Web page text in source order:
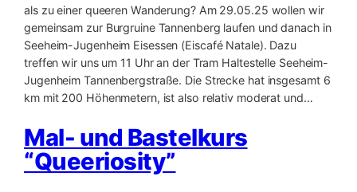
als zu einer queeren Wanderung? Am 29.05.25 wollen wir
gemeinsam zur Burgruine Tannenberg laufen und danach in
Seeheim-Jugenheim Eisessen (Eiscafé Natale). Dazu
treffen wir uns um 11 Uhr an der Tram Haltestelle Seeheim-
Jugenheim Tannenbergstraße. Die Strecke hat insgesamt 6
km mit 200 Höhenmetern, ist also relativ moderat und…
Mal- und Bastelkurs
“Queeriosity”